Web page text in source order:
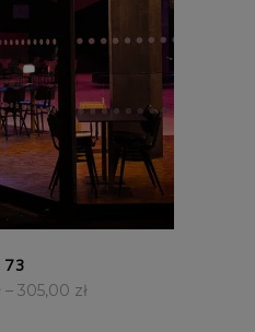
– 305,00 zł